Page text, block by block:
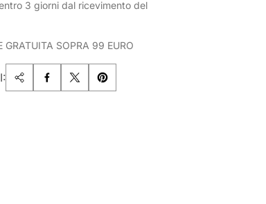
3 giorni dal ricevimento del
GRATUITA SOPRA 99 EURO